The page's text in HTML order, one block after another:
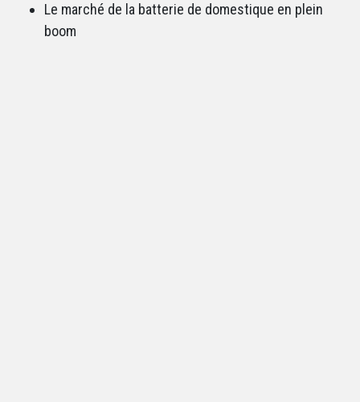
Le marché de la batterie de domestique en plein
boom